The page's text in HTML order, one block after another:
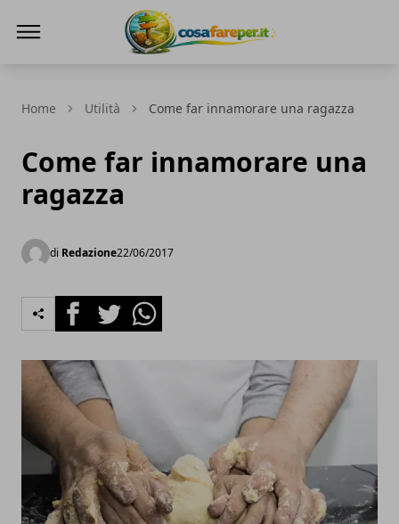
Home Utilità Come far innamorare una ragazza
Come far innamorare una
ragazza
di Redazione22/06/2017
FacebookTwitterWhatsapp